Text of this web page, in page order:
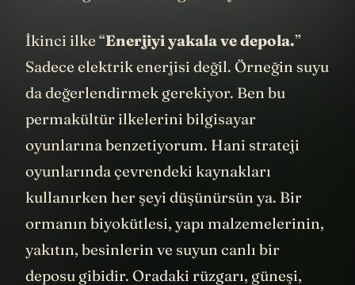
İkinci ilke “Enerjiyi yakala ve depola. ”
Sadece elektrik enerjisi değil. Örneğin suyu
da değerlendirmek gerekiyor. Ben bu
permakültür ilkelerini bilgisayar
oyunlarına benzetiyorum. Hani strateji
oyunlarında çevrendeki kaynakları
kullanırken her şeyi düşünürsün ya. Bir
ormanın biyokütlesi, yapı malzemelerinin,
yakıtın, besinlerin ve suyun canlı bir